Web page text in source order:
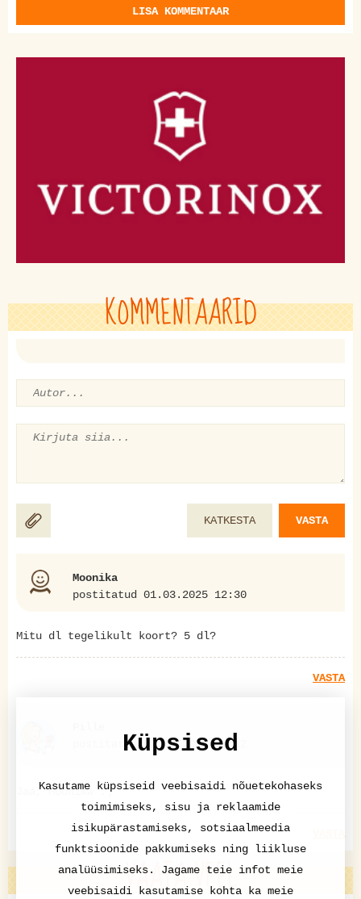
LISA KOMMENTAAR
KOMMENTAARID
KATKESTA VASTA
Moonika
postitatud 01.03.2025 12:30
Mitu dl tegelikult koort? 5 dl?
VASTA
postitatud 02.03.2025 11:12
Jaa, Moonika :)
VAATA VEEL
Küpsised
Kasutame küpsiseid veebisaidi nõuetekohaseks
toimimiseks, sisu ja reklaamide
isikupärastamiseks, sotsiaalmeedia
funktsioonide pakkumiseks ning liikluse
analüüsimiseks. Jagame teie infot meie
veebisaidi kasutamise kohta ka meie